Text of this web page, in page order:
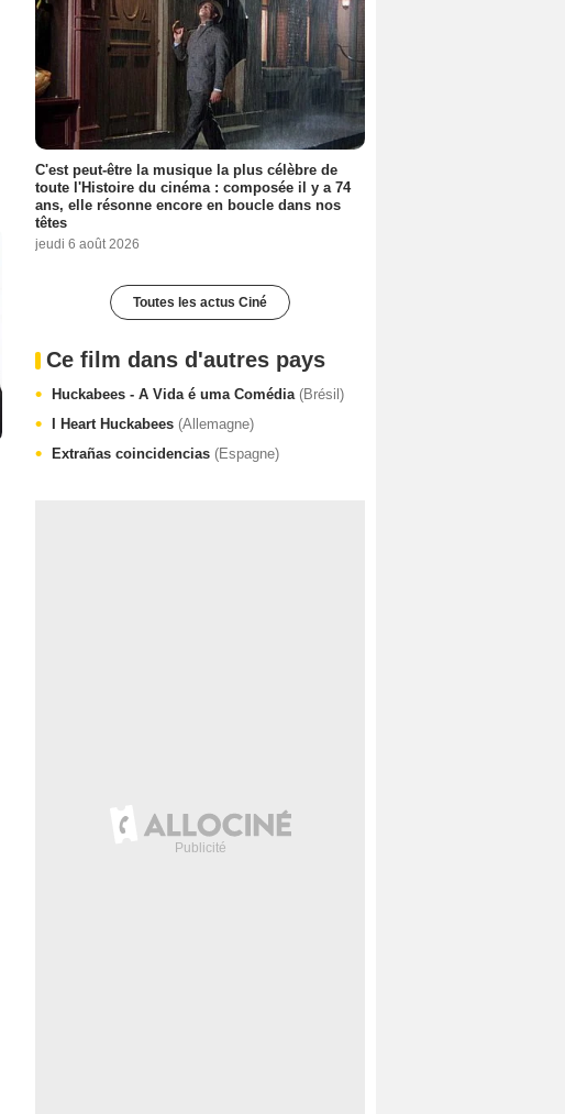
C'est peut-être la musique la plus célèbre de
toute l'Histoire du cinéma : composée il y a 74
ans, elle résonne encore en boucle dans nos
têtes
jeudi 6 août 2026
Toutes les actus Ciné
Ce film dans d'autres pays
Huckabees - A Vida é uma Comédia (Brésil)
I Heart Huckabees (Allemagne)
Extrañas coincidencias (Espagne)